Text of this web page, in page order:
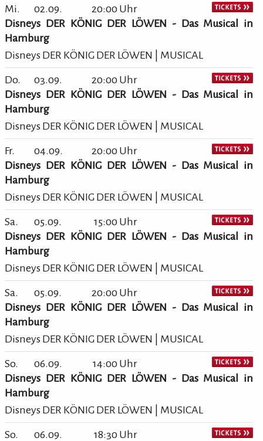
Mi. 02.09.
20:00 Uhr
Disneys DER KÖNIG DER LÖWEN - Das Musical in
Hamburg
Disneys DER KÖNIG DER LÖWEN | MUSICAL
Do. 03.09.
20:00 Uhr
Disneys DER KÖNIG DER LÖWEN - Das Musical in
Hamburg
Disneys DER KÖNIG DER LÖWEN | MUSICAL
Fr. 04.09.
20:00 Uhr
Disneys DER KÖNIG DER LÖWEN - Das Musical in
Hamburg
Disneys DER KÖNIG DER LÖWEN | MUSICAL
Sa. 05.09.
15:00 Uhr
Disneys DER KÖNIG DER LÖWEN - Das Musical in
Hamburg
Disneys DER KÖNIG DER LÖWEN | MUSICAL
Sa. 05.09.
20:00 Uhr
Disneys DER KÖNIG DER LÖWEN - Das Musical in
Hamburg
Disneys DER KÖNIG DER LÖWEN | MUSICAL
So. 06.09.
14:00 Uhr
Disneys DER KÖNIG DER LÖWEN - Das Musical in
Hamburg
Disneys DER KÖNIG DER LÖWEN | MUSICAL
So. 06.09.
18:30 Uhr